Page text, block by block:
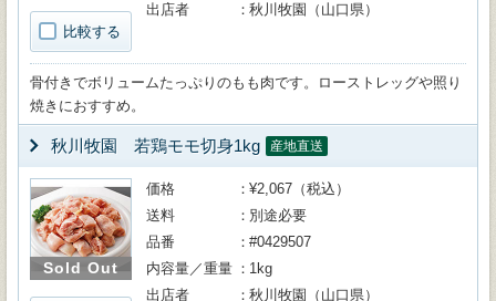
比較する
出店者
秋川牧園（山口県）
骨付きでボリュームたっぷりのもも肉です。ローストレッグや照り
焼きにおすすめ。
秋川牧園 若鶏モモ切身1kg 産地直送
Sold Out
価格
¥2,067（税込）
送料
別途必要
品番
#0429507
内容量／重量
1kg
出店者
秋川牧園（山口県）